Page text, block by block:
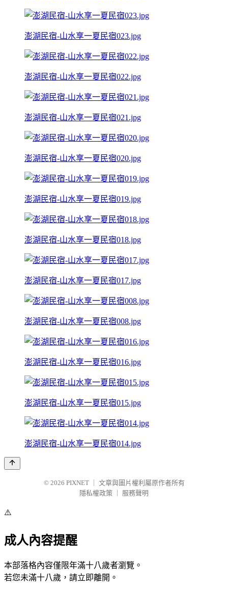
澎湖民宿-山水享一夏民宿023.jpg
澎湖民宿-山水享一夏民宿022.jpg
澎湖民宿-山水享一夏民宿021.jpg
澎湖民宿-山水享一夏民宿020.jpg
澎湖民宿-山水享一夏民宿019.jpg
澎湖民宿-山水享一夏民宿018.jpg
澎湖民宿-山水享一夏民宿017.jpg
澎湖民宿-山水享一夏民宿008.jpg
澎湖民宿-山水享一夏民宿016.jpg
澎湖民宿-山水享一夏民宿015.jpg
澎湖民宿-山水享一夏民宿014.jpg
© 2026 PIXNET
文章與圖片權利屬原作者所有
隱私權政策
服務聲明
⚠️
成人內容提醒
本部落格內容僅限年滿十八歲者瀏覽。
若您未滿十八歲，請立即離開。